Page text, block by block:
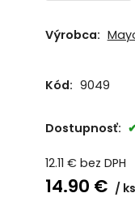
Výrobca:
Kód: 9049
Dostupnosť:
12.11 € bez DPH
14.90 € ks